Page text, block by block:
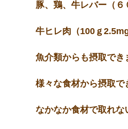
豚、鶏、牛レバー（６
牛ヒレ肉（100ｇ
魚介類からも摂取でき
様々な食材から摂取で
なかなか食材で取れな